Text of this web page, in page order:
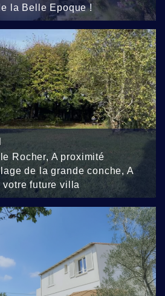
la Belle Epoque !
|
Rocher, A proximité
de la grande conche, A
votre future villa